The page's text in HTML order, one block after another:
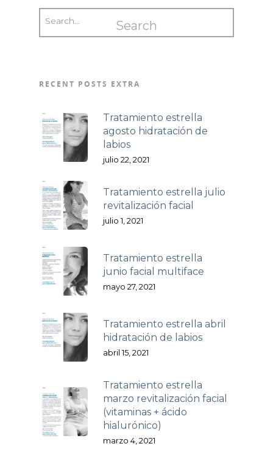
RECENT POSTS EXTRA
Tratamiento estrella
agosto hidratación de
labios
julio 22, 2021
Tratamiento estrella julio
revitalización facial
julio 1, 2021
Tratamiento estrella
junio facial multiface
mayo 27, 2021
Tratamiento estrella abril
hidratación de labios
abril 15, 2021
Tratamiento estrella
marzo revitalización facial
(vitaminas + ácido
hialurónico)
marzo 4, 2021